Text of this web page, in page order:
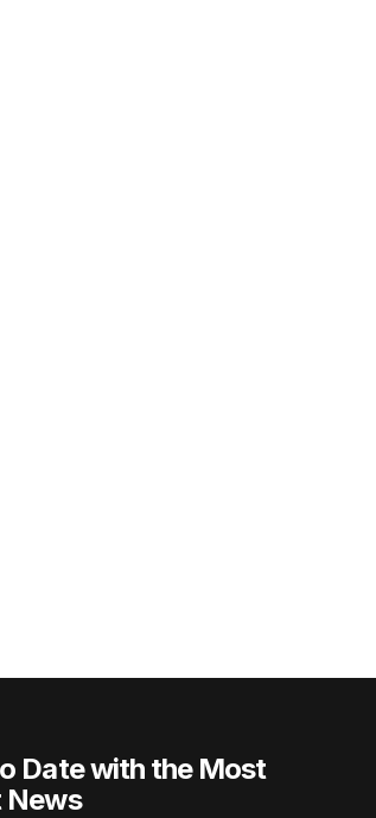
Date with the Most
News